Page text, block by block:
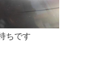
ちです